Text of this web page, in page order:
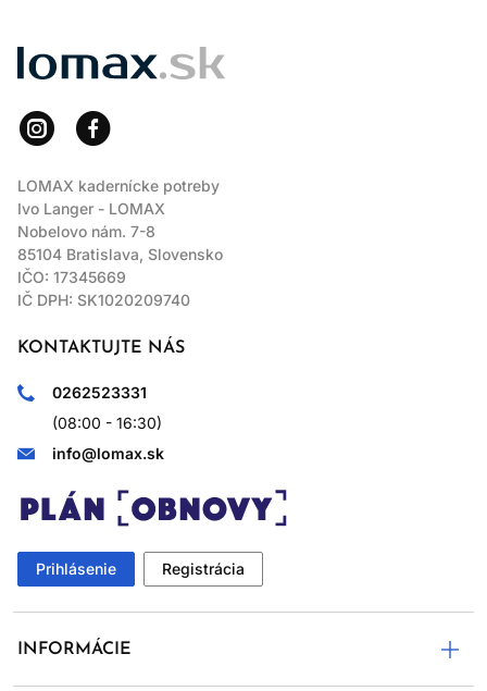
LOMAX
LOMAX kadernícke potreby
Ivo Langer - LOMAX
Nobelovo nám. 7-8
85104 Bratislava, Slovensko
IČO: 17345669
IČ DPH: SK1020209740
KONTAKTUJTE NÁS
0262523331
(08:00 - 16:30)
info@lomax.sk
Prihlásenie Registrácia
INFORMÁCIE